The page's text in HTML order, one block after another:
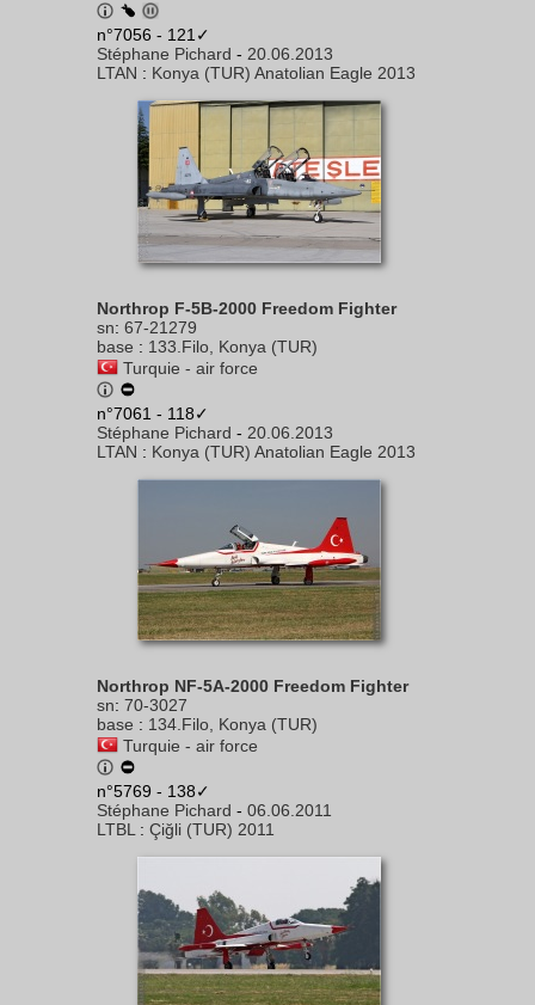
n°7056 - 121✓
Stéphane Pichard - 20.06.2013
LTAN : Konya (TUR) Anatolian Eagle 2013
Northrop F-5B-2000 Freedom Fighter
sn: 67-21279
base : 133.Filo, Konya (TUR)
Turquie - air force
n°7061 - 118✓
Stéphane Pichard - 20.06.2013
LTAN : Konya (TUR) Anatolian Eagle 2013
Northrop NF-5A-2000 Freedom Fighter
sn: 70-3027
base : 134.Filo, Konya (TUR)
Turquie - air force
n°5769 - 138✓
Stéphane Pichard - 06.06.2011
LTBL : Çiğli (TUR) 2011